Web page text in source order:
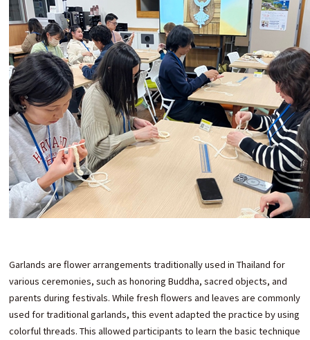
Garlands are flower arrangements traditionally used in Thailand for
various ceremonies, such as honoring Buddha, sacred objects, and
parents during festivals. While fresh flowers and leaves are commonly
used for traditional garlands, this event adapted the practice by using
colorful threads. This allowed participants to learn the basic technique